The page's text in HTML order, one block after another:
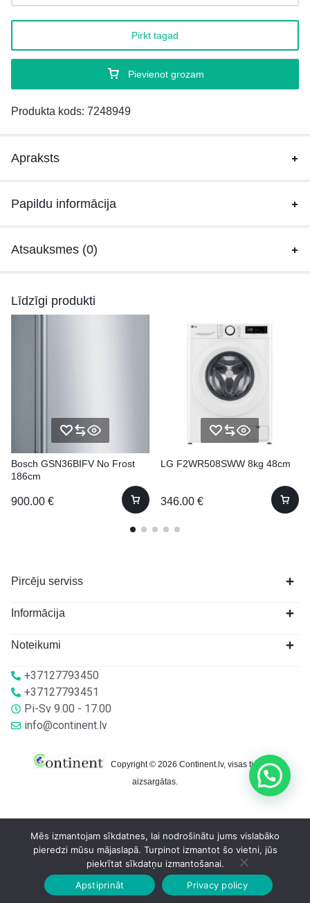
Pievienot grozam
Pirkt tagad
Produkta kods: 7248949
Apraksts
Papildu informācija
Atsauksmes (0)
Līdzīgi produkti
Bosch GSN36BIFV No Frost
186cm
900.00 €
LG F2WR508SWW 8kg 48cm
346.00 €
Pircēju serviss
Informācija
Noteikumi
+37127793450
+37127793451
Pi-Sv 9.00 - 17.00
info@continent.lv
Copyright © 2026 Continent.lv, visas tiesības
aizsargātas.
Sākumlapa Veikalā Grozs
Mēs izmantojam sīkdatnes, lai nodrošinātu jums vislabāko
pieredzi mūsu mājaslapā. Turpinot izmantot šo vietni, jūs
piekrītat sīkdatņu izmantošanai.
Apstiprināt
Privacy policy